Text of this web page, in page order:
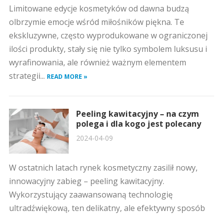
Limitowane edycje kosmetyków od dawna budzą
olbrzymie emocje wśród miłośników piękna. Te
ekskluzywne, często wyprodukowane w ograniczonej
ilości produkty, stały się nie tylko symbolem luksusu i
wyrafinowania, ale również ważnym elementem
strategii... READ MORE »
Peeling kawitacyjny – na czym
polega i dla kogo jest polecany
2024-04-09
W ostatnich latach rynek kosmetyczny zasilił nowy,
innowacyjny zabieg – peeling kawitacyjny.
Wykorzystujący zaawansowaną technologię
ultradźwiękową, ten delikatny, ale efektywny sposób